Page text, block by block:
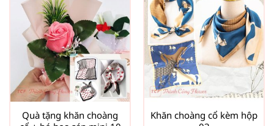
Quà tặng khăn choàng
Khăn choàng cổ kèm hộp